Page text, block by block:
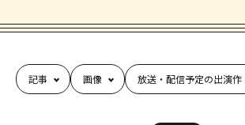
記事 画像 放送・配信予定の出演作